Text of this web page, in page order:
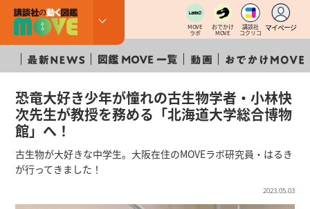
MOVE
ラボ
おでかけ
MOVE
講談社
コクリコ
マイページ
恐竜大好き少年が憧れの古生物学者・小林快
次先生が教授を務める「北海道大学総合博物
館」へ！
古生物が大好きな中学生。大阪在住のMOVEラボ研究員・はるき
が行ってきました！
2023.05.03